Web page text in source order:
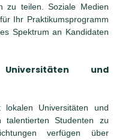
zu teilen. Soziale Medien
Ihr Praktikumsprogramm
Spektrum an Kandidaten
und
lokalen Universitäten und
Studenten zu
verfügen über